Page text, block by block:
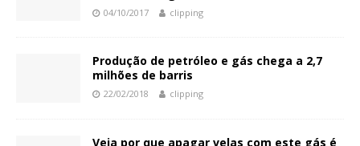
04/10/2017 clipping
Produção de petróleo e gás chega a 2,7
milhões de barris
22/02/2018 clipping
Veja por que apagar velas com este gás é